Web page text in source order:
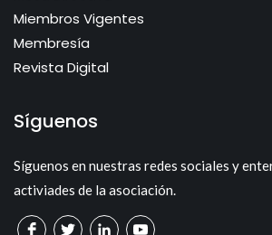
Miembros Vigentes
Membresía
Revista Digital
Síguenos
Síguenos en nuestras redes sociales y
activiades de la asociación.